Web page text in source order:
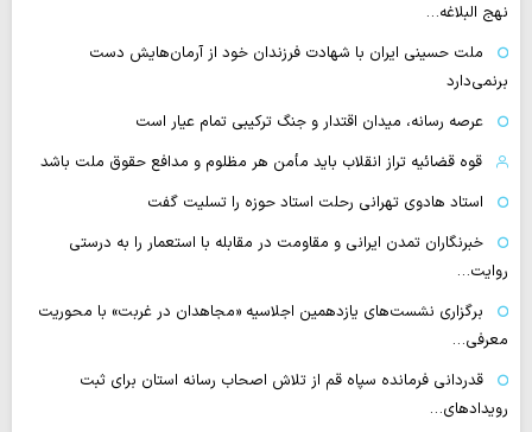
نهج البلاغه…
ملت حسینی ایران با شهادت فرزندان خود از آرمان‌هایش دست
برنمی‌دارد
عرصه رسانه، میدان اقتدار و جنگ ترکیبی تمام عیار است
قوه قضائیه تراز انقلاب باید مأمن هر مظلوم و مدافع حقوق ملت باشد
استاد هادوی تهرانی رحلت استاد حوزه را تسلیت گفت
خبرنگاران تمدن ایرانی و مقاومت در مقابله با استعمار را به درستی
روایت…
برگزاری نشست‌های یازدهمین اجلاسیه «مجاهدان در غربت» با محوریت
معرفی…
قدردانی فرمانده سپاه قم از تلاش اصحاب رسانه استان برای ثبت
رویدادهای…